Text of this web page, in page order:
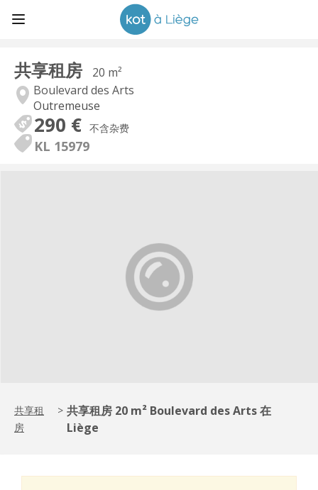
共享租房
20 m²
Boulevard des Arts
Outremeuse
290 € 不含杂费
KL 15979
共享租
房
> 共享租房 20 m² Boulevard des Arts 在
Liège